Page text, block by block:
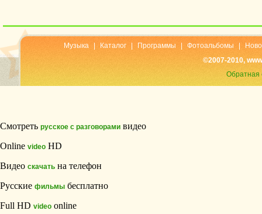
Музыка Каталог Программы Фотоальбомы
©2007-2010,
Обратная
Смотреть русское с разговорами видео
Online video HD
Видео скачать на телефон
Русские фильмы бесплатно
Full HD video online